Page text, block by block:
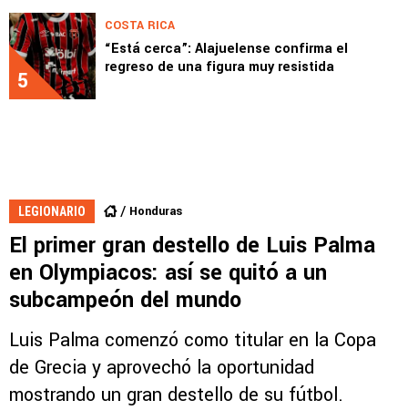
5
COSTA RICA
“Está cerca”: Alajuelense confirma el
regreso de una figura muy resistida
LEGIONARIO Honduras
El primer gran destello de Luis Palma
en Olympiacos: así se quitó a un
subcampeón del mundo
Luis Palma comenzó como titular en la Copa
de Grecia y aprovechó la oportunidad
mostrando un gran destello de su fútbol.